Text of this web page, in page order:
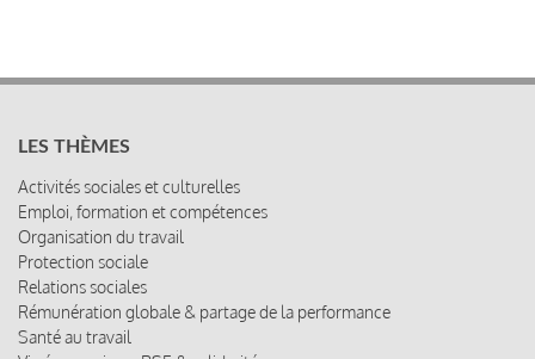
LES THÈMES
Activités sociales et culturelles
Emploi, formation et compétences
Organisation du travail
Protection sociale
Relations sociales
Rémunération globale & partage de la performance
Santé au travail